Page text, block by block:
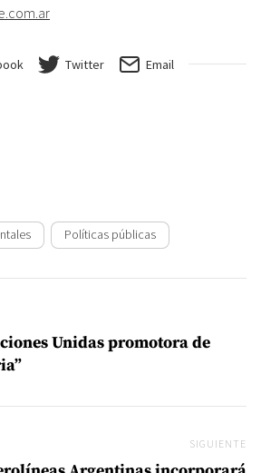
Twitter Email
Políticas públicas
Unidas promotora de
SIGUIENTE